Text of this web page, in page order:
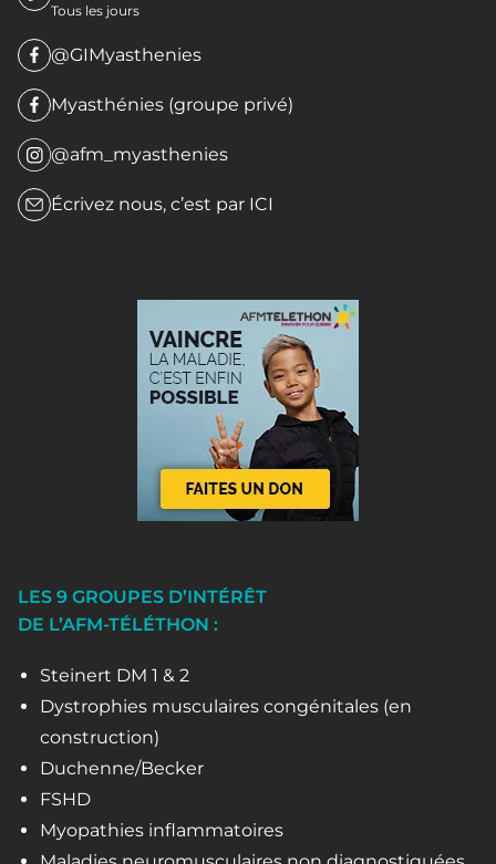
Tous les jours
@GIMyasthenies
Myasthénies (groupe privé)
@afm_myasthenies
Écrivez nous, c’est par ICI
LES 9 GROUPES D’INTÉRÊT
DE L’AFM-TÉLÉTHON :
Steinert DM 1 & 2
Dystrophies musculaires congénitales (en
construction)
Duchenne/Becker
FSHD
Myopathies inflammatoires